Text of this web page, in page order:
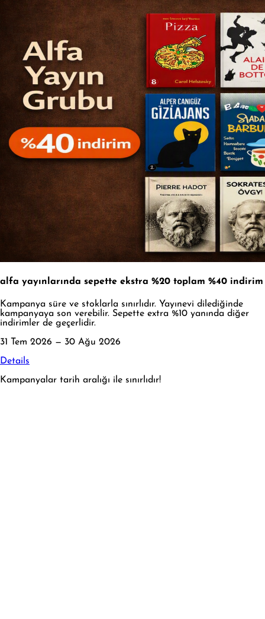
alfa yayınlarında sepette ekstra %20 toplam %40 indirim
Kampanya süre ve stoklarla sınırlıdır. Yayınevi dilediğinde
kampanyaya son verebilir. Sepette extra %10 yanında diğer
indirimler de geçerlidir.
31 Tem 2026 — 30 Ağu 2026
Details
Kampanyalar tarih aralığı ile sınırlıdır!